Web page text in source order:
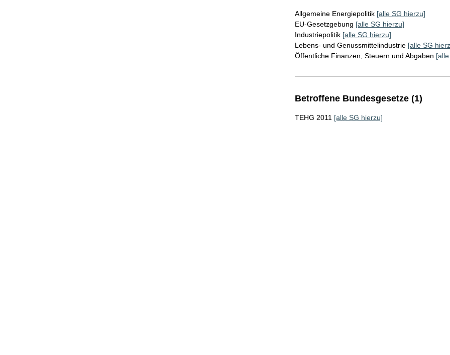
Allgemeine Energiepolitik [alle SG hierzu]
EU-Gesetzgebung [alle SG hierzu]
Industriepolitik [alle SG hierzu]
Lebens- und Genussmittelindustrie [alle SG
Öffentliche Finanzen, Steuern und Abgaben
Betroffene Bundesgesetze (1)
TEHG 2011 [alle SG hierzu]